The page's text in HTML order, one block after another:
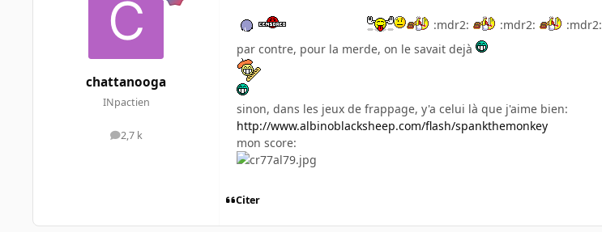
chattanooga
INpactien
2,7 k
messages
:mdr2: :mdr2: :mdr2:
par contre, pour la merde, on le savait dejà
sinon, dans les jeux de frappage, y'a celui là que j'aime bien:
http://www.albinoblacksheep.com/flash/spankthemonkey
mon score:
Citer